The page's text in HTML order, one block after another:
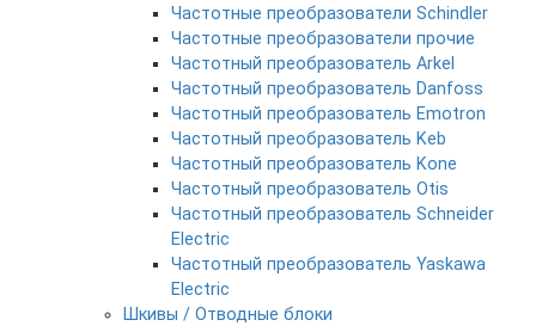
Частотные преобразователи Schindler
Частотные преобразователи прочие
Частотный преобразователь Arkel
Частотный преобразователь Danfoss
Частотный преобразователь Emotron
Частотный преобразователь Keb
Частотный преобразователь Kone
Частотный преобразователь Otis
Частотный преобразователь Schneider
Electric
Частотный преобразователь Yaskawa
Electric
Шкивы / Отводные блоки